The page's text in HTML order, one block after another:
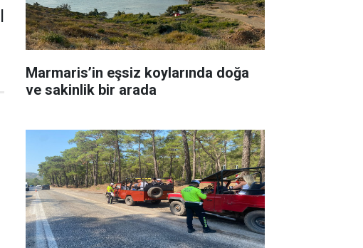
Marmaris’in eşsiz koylarında doğa
ve sakinlik bir arada